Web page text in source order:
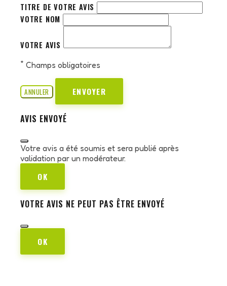
TITRE DE VOTRE AVIS
VOTRE NOM
VOTRE AVIS
* Champs obligatoires
ANNULER ENVOYER
AVIS ENVOYÉ
Votre avis a été soumis et sera publié après
validation par un modérateur.
OK
VOTRE AVIS NE PEUT PAS ÊTRE ENVOYÉ
OK